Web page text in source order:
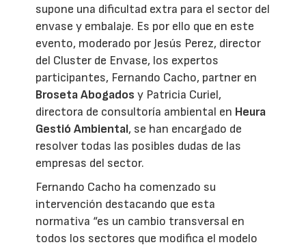
supone una dificultad extra para el sector del
envase y embalaje. Es por ello que en este
evento, moderado por Jesús Perez, director
del Cluster de Envase, los expertos
participantes, Fernando Cacho, partner en
Broseta Abogados y Patricia Curiel,
directora de consultoría ambiental en Heura
Gestió Ambiental, se han encargado de
resolver todas las posibles dudas de las
empresas del sector.
Fernando Cacho ha comenzado su
intervención destacando que esta
normativa “es un cambio transversal en
todos los sectores que modifica el modelo